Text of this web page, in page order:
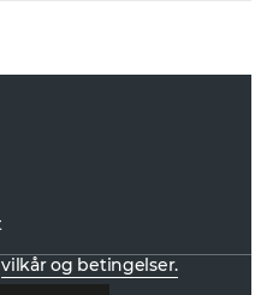
vilkår og betingelser.